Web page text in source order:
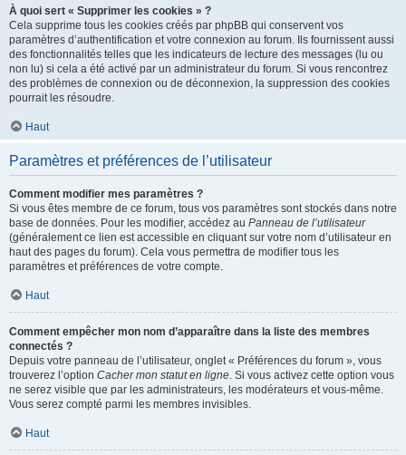
À quoi sert « Supprimer les cookies » ?
Cela supprime tous les cookies créés par phpBB qui conservent vos
paramètres d’authentification et votre connexion au forum. Ils fournissent aussi
des fonctionnalités telles que les indicateurs de lecture des messages (lu ou
non lu) si cela a été activé par un administrateur du forum. Si vous rencontrez
des problèmes de connexion ou de déconnexion, la suppression des cookies
pourrait les résoudre.
Haut
Paramètres et préférences de l’utilisateur
Comment modifier mes paramètres ?
Si vous êtes membre de ce forum, tous vos paramètres sont stockés dans notre
base de données. Pour les modifier, accédez au Panneau de l’utilisateur
(généralement ce lien est accessible en cliquant sur votre nom d’utilisateur en
haut des pages du forum). Cela vous permettra de modifier tous les
paramètres et préférences de votre compte.
Haut
Comment empêcher mon nom d’apparaître dans la liste des membres
connectés ?
Depuis votre panneau de l’utilisateur, onglet « Préférences du forum », vous
trouverez l’option Cacher mon statut en ligne. Si vous activez cette option vous
ne serez visible que par les administrateurs, les modérateurs et vous-même.
Vous serez compté parmi les membres invisibles.
Haut